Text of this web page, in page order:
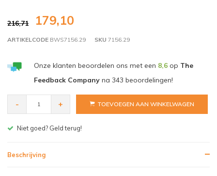
216,71 179,10
ARTIKELCODE BWS7156.29 SKU 7156.29
Onze klanten beoordelen ons met een 8,6op The
Feedback Companyna 343 beoordelingen!
- + TOEVOEGEN AAN WINKELWAGEN
Gratis bezorgen v.a. € 150,- (NL)
Beschrijving